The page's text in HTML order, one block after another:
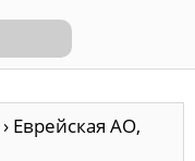
› Еврейская АО,